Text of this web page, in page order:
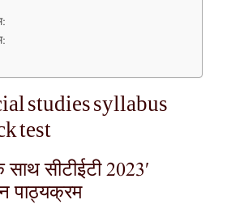
studies syllabus
test
सीटीईटी 2023′
पाठ्यक्रम